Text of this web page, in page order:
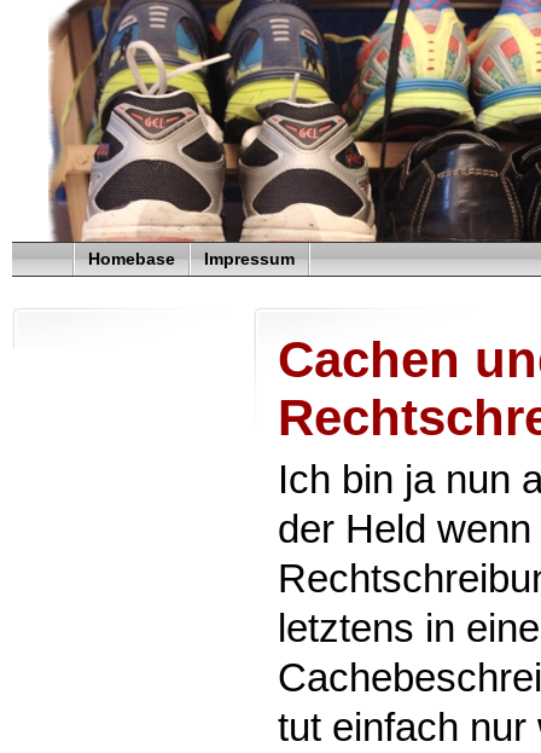
Homebase Impressum
Cachen
Ich bin ja nun
der Held
letztens in
tut einfach nur